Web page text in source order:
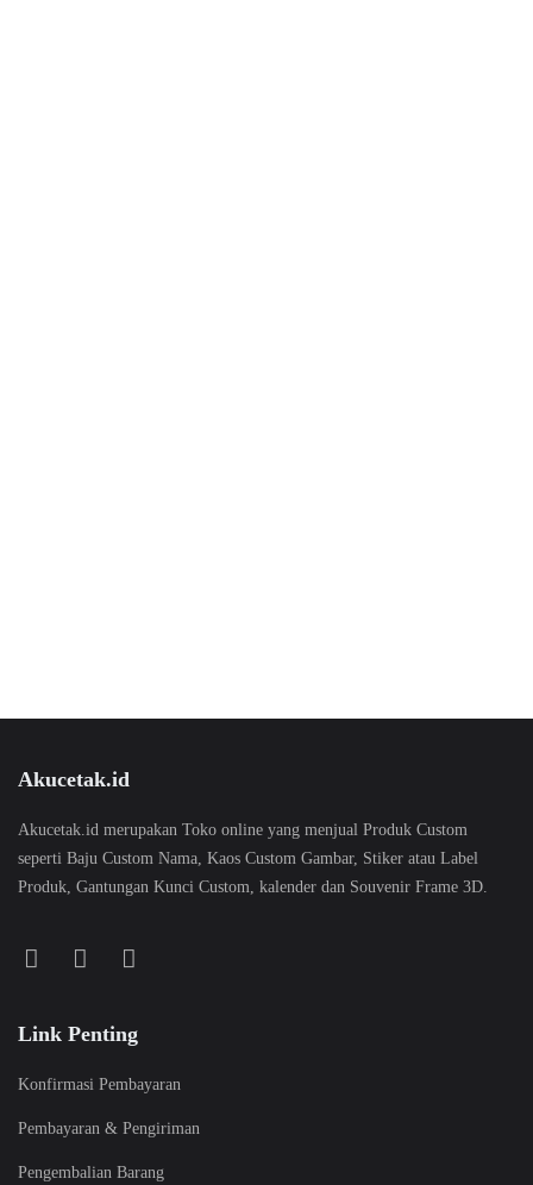
Akucetak.id
Akucetak.id merupakan Toko online yang menjual Produk Custom
seperti Baju Custom Nama, Kaos Custom Gambar, Stiker atau Label
Produk, Gantungan Kunci Custom, kalender dan Souvenir Frame 3D.
Link Penting
Konfirmasi Pembayaran
Pembayaran & Pengiriman
Pengembalian Barang